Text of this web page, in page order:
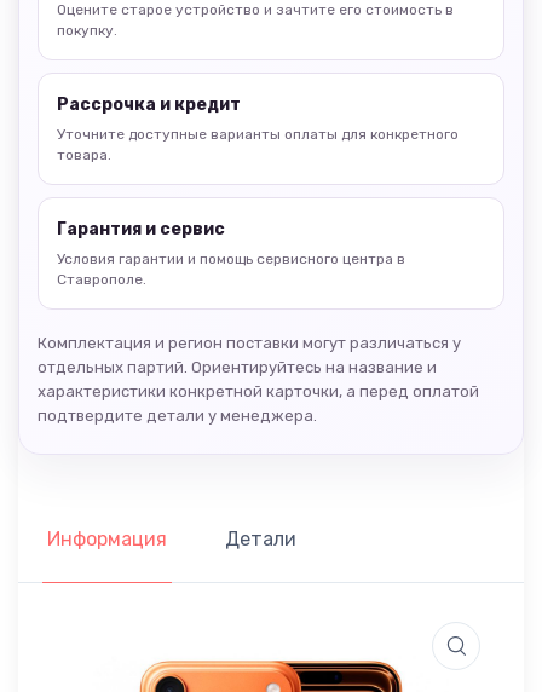
Оцените старое устройство и зачтите его стоимость в
покупку.
Рассрочка и кредит
Уточните доступные варианты оплаты для конкретного
товара.
Гарантия и сервис
Условия гарантии и помощь сервисного центра в
Ставрополе.
Комплектация и регион поставки могут различаться у
отдельных партий. Ориентируйтесь на название и
характеристики конкретной карточки, а перед оплатой
подтвердите детали у менеджера.
Информация Детали